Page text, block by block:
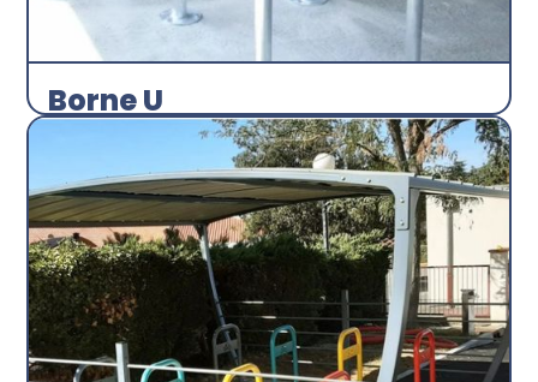
Borne U
Abri plus
Découvrir